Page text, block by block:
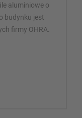
aluminiowe o
budynku jest
firmy OHRA.